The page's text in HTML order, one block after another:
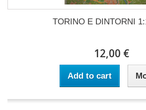
TORINO E DINTORNI
12,00 €
Add to cart